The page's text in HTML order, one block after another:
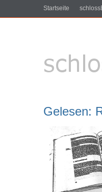
Startseite
Gelesen: